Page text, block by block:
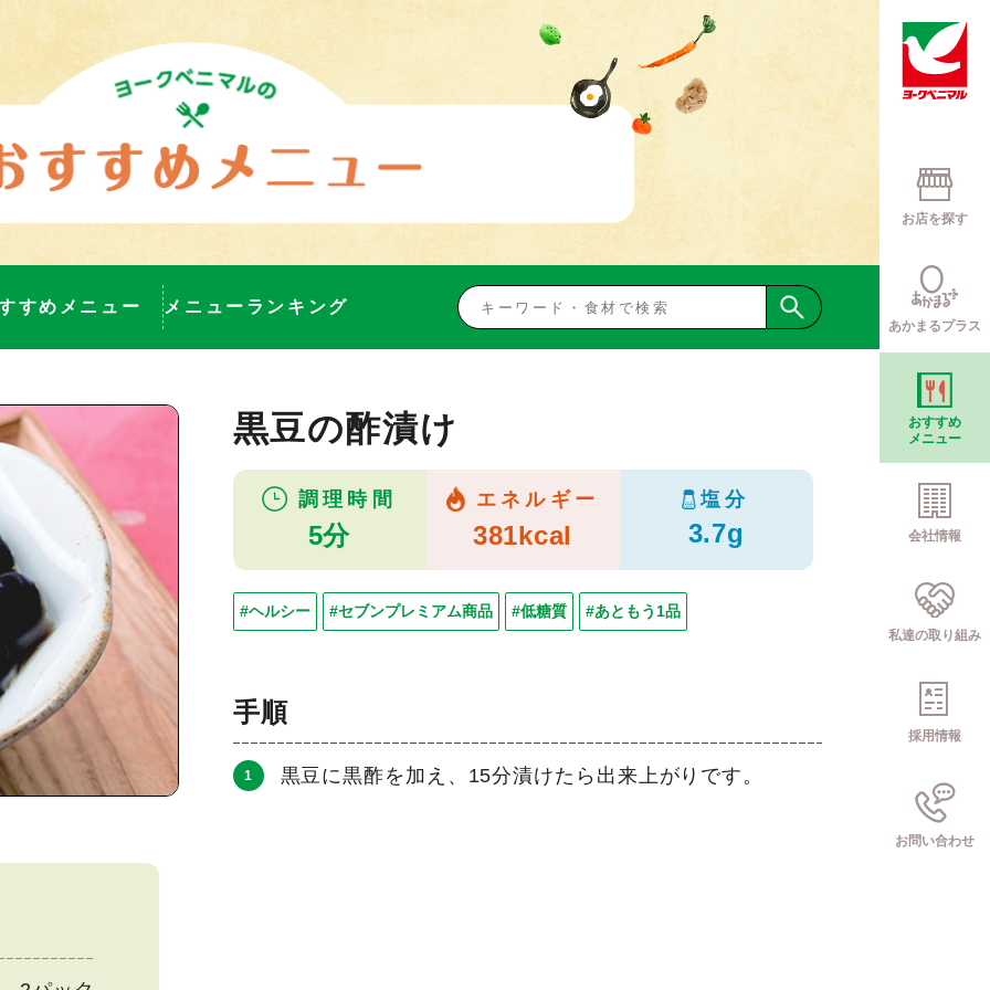
お店を探す
あかまるプラス
おすすめ
メニュー
会社情報
私達の取り組み
採用情報
お問い合わせ
すめメニュー メニューランキング
黒豆の酢漬け
調理時間
5分
エネルギー
381kcal
塩分
3.7g
#ヘルシー #セブンプレミアム商品 #低糖質 #あともう1品
手順
黒豆に黒酢を加え、15分漬けたら出来上がりです。